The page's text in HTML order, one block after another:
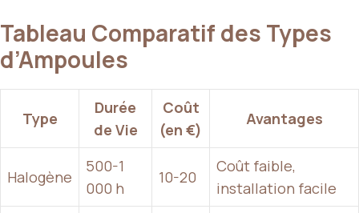
Tableau Comparatif des Types
d’Ampoules
Type
Durée
de Vie
Coût
(en €)
Avantages
Halogène
500-1
000 h
10-20
Coût faible,
installation facile